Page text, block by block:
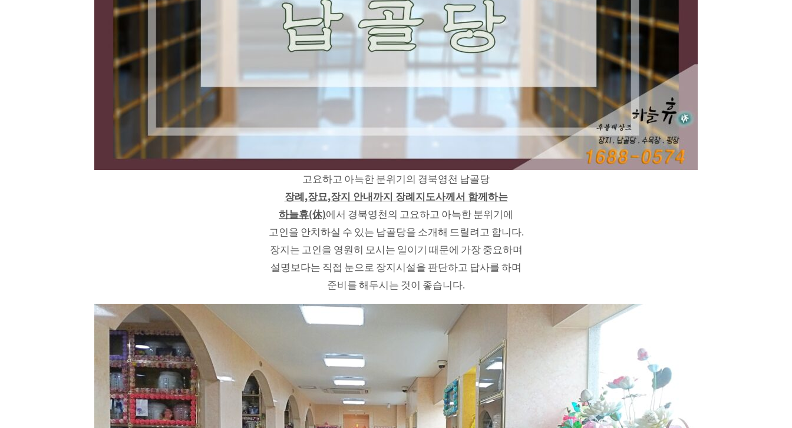
고요하고 아늑한 분위기의 경북영천 납골당
장례,장묘,장지 안내까지 장례지도사께서 함께하는
하늘휴(休)에서 경북영천의 고요하고 아늑한 분위기에
고인을 안치하실 수 있는 납골당을 소개해 드릴려고 합니다.
장지는 고인을 영원히 모시는 일이기 때문에 가장 중요하며
설명보다는 직접 눈으로 장지시설을 판단하고 답사를 하며
준비를 해두시는 것이 좋습니다.